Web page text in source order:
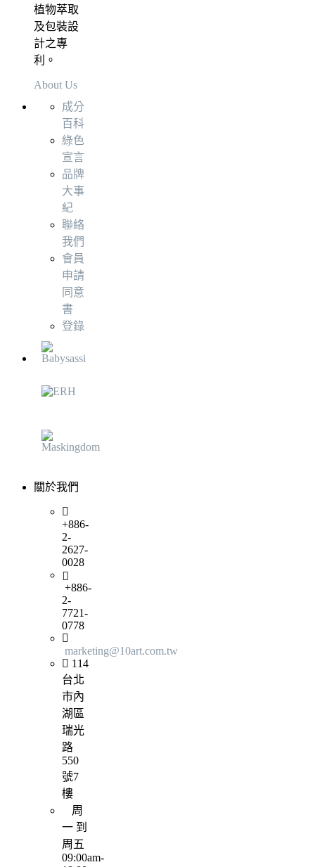
植物萃取
及包裝設
計之專
利。
About Us
成分
百科
綠色
宣言
品牌
大事
紀
聯絡
我們
會員
申請
同意
書
登錄
關於我們
+886-
2-
2627-
0028
+886-
2-
7721-
0778
marketing@10art.com.tw
114
台北
市內
湖區
瑞光
路
550
號7
樓
周
一 到
周五
09:00am-